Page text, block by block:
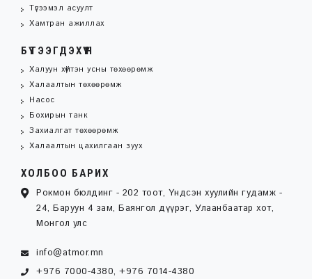
Түгээмэл асуулт
Хамтран ажиллах
БҮТЭЭГДЭХҮҮН
Халуун хүйтэн усны төхөөрөмж
Халаалтын төхөөрөмж
Насос
Бохирын танк
Захиалгат төхөөрөмж
Халаалтын цахилгаан зуух
ХОЛБОО БАРИХ
Рокмон бюлдинг - 202 тоот, Үндсэн хуулийн гудамж -
24, Баруун 4 зам, Баянгол дүүрэг, Улаанбаатар хот,
Монгол улс
info@atmor.mn
+976 7000-4380, +976 7014-4380